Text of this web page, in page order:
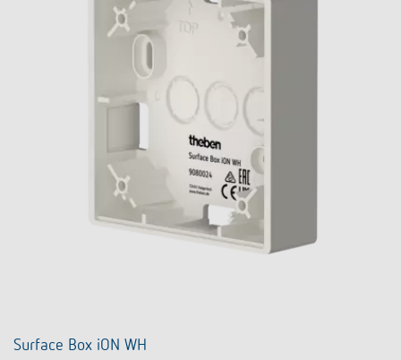
Surface Box iON WH